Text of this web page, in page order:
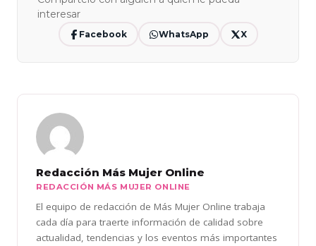
interesar
Facebook WhatsApp X
Redacción Más Mujer Online
REDACCIÓN MÁS MUJER ONLINE
El equipo de redacción de Más Mujer Online trabaja
cada día para traerte información de calidad sobre
actualidad, tendencias y los eventos más importantes